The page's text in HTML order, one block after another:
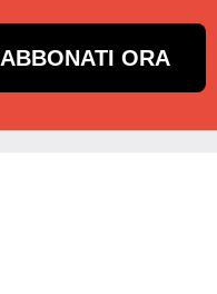
ABBONATI ORA